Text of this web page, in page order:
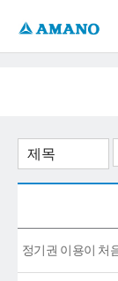
정기권 이용이 처